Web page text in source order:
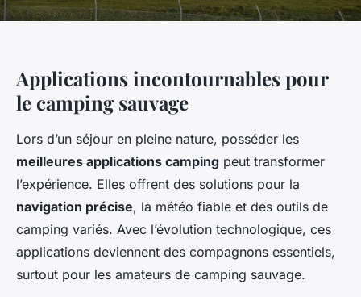
Applications incontournables pour
le camping sauvage
Lors d’un séjour en pleine nature, posséder les
meilleures applications camping peut transformer
l’expérience. Elles offrent des solutions pour la
navigation précise, la météo fiable et des outils de
camping variés. Avec l’évolution technologique, ces
applications deviennent des compagnons essentiels,
surtout pour les amateurs de camping sauvage.